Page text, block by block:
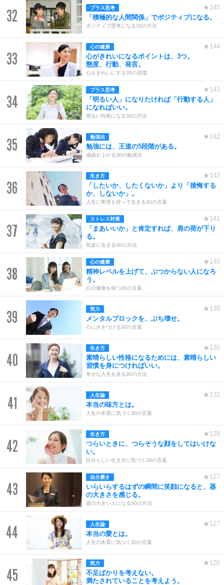
32 プラス思考
★145
「積極的な人間関係」でポジティブになる。
ポジティブ思考になる30の方法
33
心の健康
★144
心がきれいになるポイントは、3つ。
態度、行動、発言。
心をきれいにする30の習慣
34
プラス思考
★143
「明るい人」になりたければ「行動する人」
になればいい。
明るい性格になる30の方法
35 勉強法
★142
勉強には、王道の5段階がある。
成績が上がる30の勉強法
36
生き方
★142
「したいか、したくないか」より「後悔する
か、しないか」。
人生に希望を持って生きる30の言葉
37
ストレス対策
★141
「まあいいか」と肯定すれば、肩の荷が下り
る。
気楽に生きる30の方法
38
心の健康
★140
精神レベルを上げて、ぶつからない人になろ
う。
心の健康を保つ30の言葉
39 気力
★139
メンタルブロックを、ぶち壊せ。
心に火をつける30の言葉
40
生き方
★135
素晴らしい性格になるためには、素晴らしい
習慣を身につければいい。
幸せな人生を送る30の方法
41 人生論
★132
本当の味方とは。
人生の本質に気づく30の言葉
42
生き方
★128
つらいときに、つらそうな顔をしてはいけな
い。
自分らしい生き方に気づく30の言葉
43
自分磨き
★127
いらいらするはずの瞬間に笑顔になると、器
の大きさを感じる。
器の大きい人になる30の方法
44 人生論
★127
本当の愛とは。
人生の本質に気づく30の言葉
45
気力
★126
不足ばかりを考えない。
満たされていることを考えよう。